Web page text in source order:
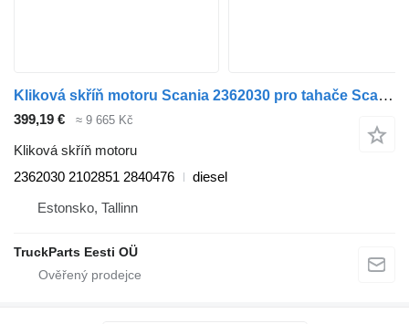
Kliková skříň motoru Scania 2362030 pro tahače Scania L,P,G,R,S-series (2016-)
399,19 € ≈ 9 665 Kč
Kliková skříň motoru
2362030 2102851 2840476
diesel
Estonsko, Tallinn
TruckParts Eesti OÜ